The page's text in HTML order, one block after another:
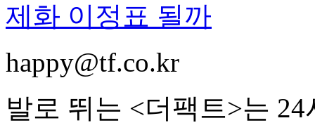
제화 이정표 될까
happy@tf.co.kr
발로 뛰는 <더팩트>는